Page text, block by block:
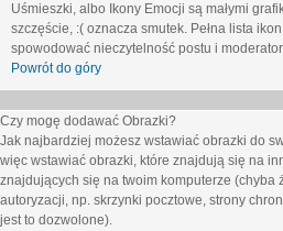
Uśmieszki, albo Ikony Emocji są małymi
szczęście, :( oznacza smutek. Pełna lista
spowodować nieczytelność postu i
Powrót do góry
Czy mogę dodawać Obrazki?
Jak najbardziej możesz wstawiać obrazki do
więc wstawiać obrazki, które znajdują się na
znajdujących się na twoim komputerze
autoryzacji, np. skrzynki pocztowe, strony
jest to dozwolone).